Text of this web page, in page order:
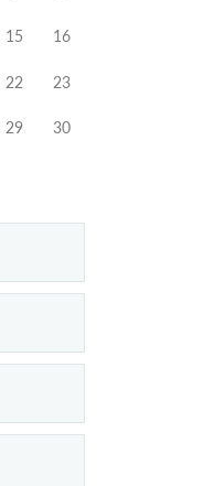
15 16
22 23
29 30